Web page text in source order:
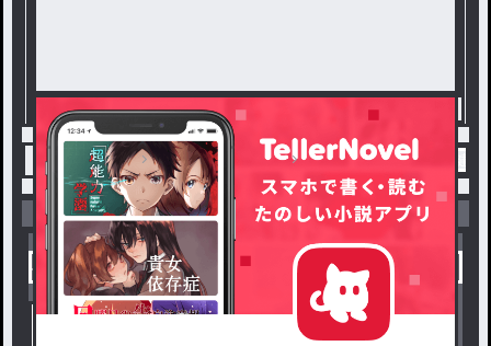
トップ 改めて自己紹介 改めて自己紹介 / 爽健美
小説を探す
新着小説一覧
ジャンルから探す
恋愛・ロマンス